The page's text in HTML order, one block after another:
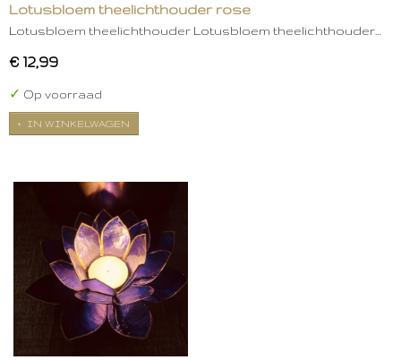
Lotusbloem theelichthouder rose
Lotusbloem theelichthouder Lotusbloem theelichthouder…
€ 12,99
✓ Op voorraad
IN WINKELWAGEN